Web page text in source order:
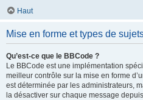
Haut
Mise en forme et types de
Qu’est-ce que le BBCode ?
Le BBCode est une implémentation
meilleur contrôle sur la mise en forme
est déterminée par les administrateurs,
la désactiver sur chaque message